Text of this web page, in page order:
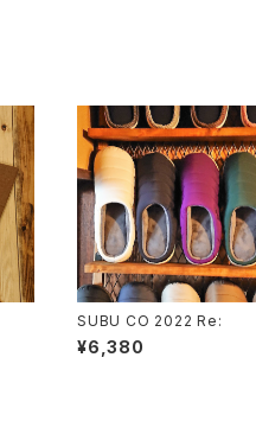
SUBU CO 2022 Re:
¥6,380